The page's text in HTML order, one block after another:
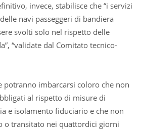
invece, stabilisce che “i servizi
navi passeggeri di bandiera
svolti solo nel rispetto delle
“validate dal Comitato tecnico-
potranno imbarcarsi coloro che non
al rispetto di misure di
e isolamento fiduciario e che non
o transitato nei quattordici giorni